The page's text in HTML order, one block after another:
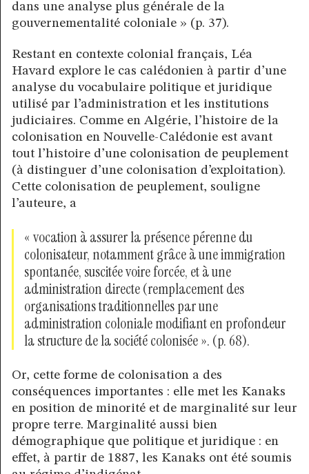
dans une analyse plus générale de la
gouvernementalité coloniale » (p. 37).
Restant en contexte colonial français, Léa
Havard explore le cas calédonien à partir d’une
analyse du vocabulaire politique et juridique
utilisé par l’administration et les institutions
judiciaires. Comme en Algérie, l’histoire de la
colonisation en Nouvelle-Calédonie est avant
tout l’histoire d’une colonisation de peuplement
(à distinguer d’une colonisation d’exploitation).
Cette colonisation de peuplement, souligne
l’auteure, a
« vocation à assurer la présence pérenne du
colonisateur, notamment grâce à une immigration
spontanée, suscitée voire forcée, et à une
administration directe (remplacement des
organisations traditionnelles par une
administration coloniale modifiant en profondeur
la structure de la société colonisée ». (p. 68).
Or, cette forme de colonisation a des
conséquences importantes : elle met les Kanaks
en position de minorité et de marginalité sur leur
propre terre. Marginalité aussi bien
démographique que politique et juridique : en
effet, à partir de 1887, les Kanaks ont été soumis